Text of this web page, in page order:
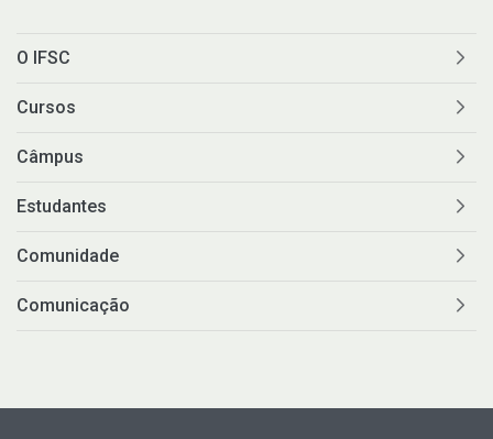
O IFSC
Cursos
Câmpus
Estudantes
Comunidade
Comunicação